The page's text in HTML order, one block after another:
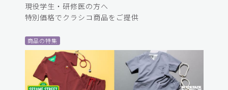
現役学生・研修医の方へ
特別価格でクラシコ商品をご提供
商品の特集